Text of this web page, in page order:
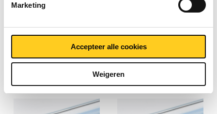
Marketing
Accepteer alle cookies
Weigeren
Rvs 1.4301(304)
Rvs 1.4404(316L)
Selecteer uw maat